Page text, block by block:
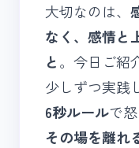
大切なのは、
なく、感情と
と。今日ご紹
少しずつ実践
6秒ルールで
その場を離れ